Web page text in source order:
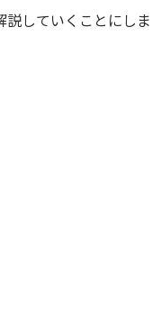
していくことにしま